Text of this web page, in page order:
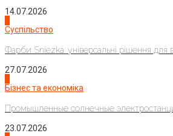
14.07.2026
Суспільство
Фарби Sniezka: універсальні рішення для
27.07.2026
Бізнес та економіка
Промышленные солнечные
23.07.2026